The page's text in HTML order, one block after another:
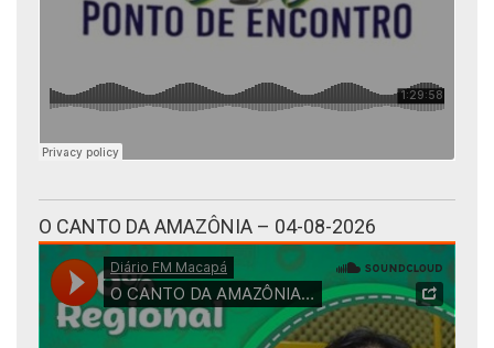
O CANTO DA AMAZÔNIA – 04-08-2026